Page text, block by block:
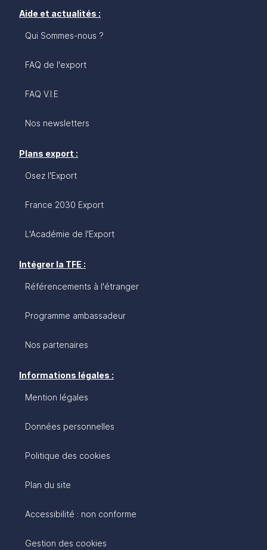
Aide et actualités :
Qui Sommes-nous ?
FAQ de l'export
FAQ V.I.E
Nos newsletters
Plans export :
Osez l'Export
France 2030 Export
L'Académie de l'Export
Intégrer la TFE :
Référencements à l'étranger
Programme ambassadeur
Nos partenaires
Informations légales :
Mention légales
Données personnelles
Politique des cookies
Plan du site
Accessibilité : non conforme
Gestion des cookies